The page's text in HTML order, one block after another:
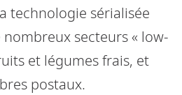
technologie sérialisée
secteurs « low-
et légumes frais, et
postaux.